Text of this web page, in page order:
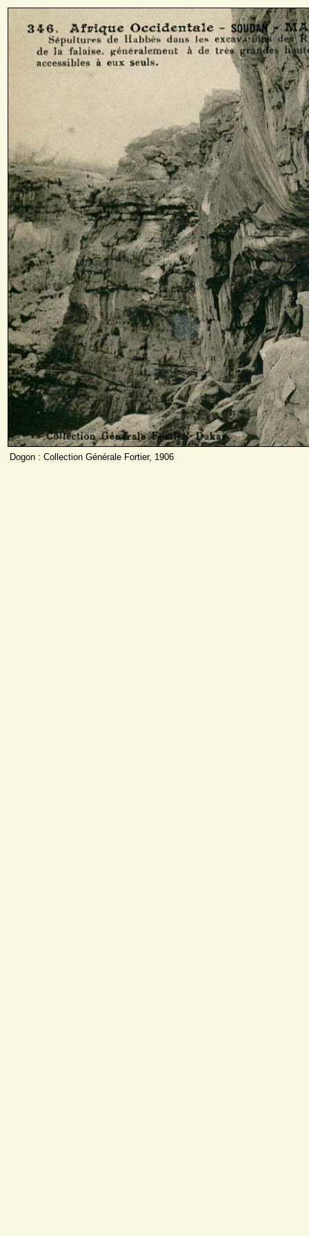
Dogon : Collection Générale Fortier, 1906